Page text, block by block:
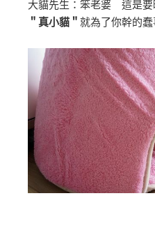
大貓先生：笨老婆 這是要
＂真小貓＂ 就為了你幹的蠢